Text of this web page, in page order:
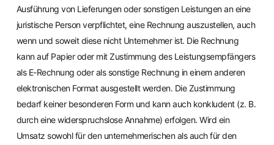
Ausführung von Lieferungen oder sonstigen Leistungen an eine
juristische Person verpflichtet, eine Rechnung auszustellen, auch
wenn und soweit diese nicht Unternehmer ist. Die Rechnung
kann auf Papier oder mit Zustimmung des Leistungsempfängers
als E-Rechnung oder als sonstige Rechnung in einem anderen
elektronischen Format ausgestellt werden. Die Zustimmung
bedarf keiner besonderen Form und kann auch konkludent (z. B.
durch eine widerspruchslose Annahme) erfolgen. Wird ein
Umsatz sowohl für den unternehmerischen als auch für den